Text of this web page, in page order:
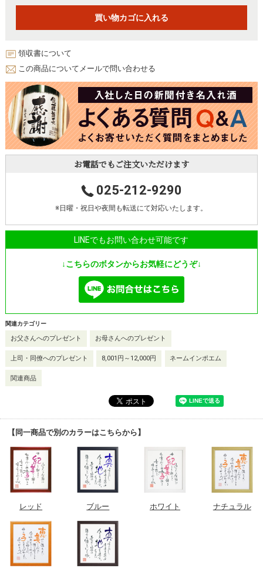
領収書について
この商品についてメールで問い合わせる
お電話でもご注文いただけます
025-212-9290
※日曜・祝日や夜間も転送にて対応いたします。
LINEでもお問い合わせ可能です
↓こちらのボタンからお気軽にどうぞ↓
関連カテゴリー
お父さんへのプレゼント お母さんへのプレゼント
上司・同僚へのプレゼント 8,001円～12,000円 ネームインポエム
関連商品
【同一商品で別のカラーはこちらから】
レッド ブルー ホワイト ナチュラル